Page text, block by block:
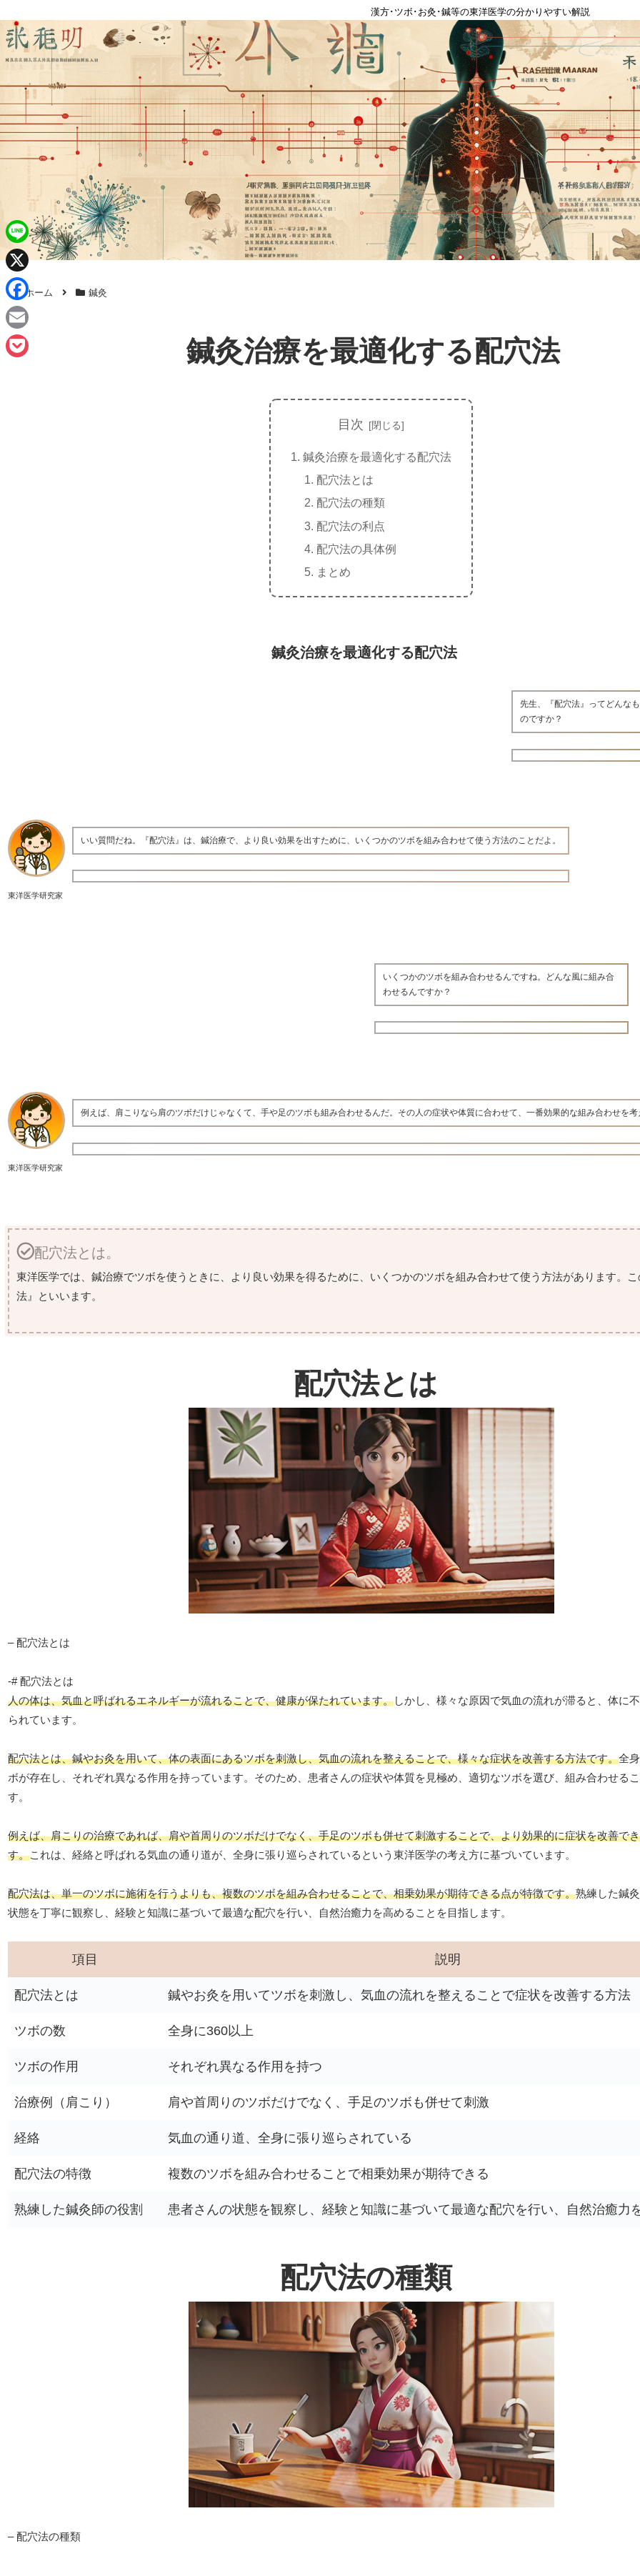
漢方･ツボ･お灸･鍼等の東洋医学の分かりやすい解説
ホーム 鍼灸
鍼灸治療を最適化する配穴法
目次
鍼灸治療を最適化する配穴法
配穴法とは
配穴法の種類
配穴法の利点
配穴法の具体例
まとめ
鍼灸治療を最適化する配穴法
先生、『配穴法』ってどんなも
のですか？
東洋医学研究家
いい質問だね。『配穴法』は、鍼治療で、より良い効果を出すために、いくつかのツボを組み合わせて使う方法のことだよ。
いくつかのツボを組み合わせるんですね。どんな風に組み合
わせるんですか？
東洋医学研究家
例えば、肩こりなら肩のツボだけじゃなくて、手や足のツボも組み合わせるんだ。その人の症状や体質に合わせて、一番効果的な組み合わせを
配穴法とは。
東洋医学では、鍼治療でツボを使うときに、より良い効果を得るために、いくつかのツボを組み合わせて使う方法があります。
法』といいます。
配穴法とは
– 配穴法とは
-# 配穴法とは
人の体は、気血と呼ばれるエネルギーが流れることで、健康が保たれています。しかし、様々な原因で気血の流れが滞ると、体に
られています。
配穴法とは、鍼やお灸を用いて、体の表面にあるツボを刺激し、気血の流れを整えることで、様々な症状を改善する方法です。全
ボが存在し、それぞれ異なる作用を持っています。そのため、患者さんの症状や体質を見極め、適切なツボを選び、組み合わせる
す。
例えば、肩こりの治療であれば、肩や首周りのツボだけでなく、手足のツボも併せて刺激することで、より効果的に症状を改善で
す。これは、経絡と呼ばれる気血の通り道が、全身に張り巡らされているという東洋医学の考え方に基づいています。
配穴法は、単一のツボに施術を行うよりも、複数のツボを組み合わせることで、相乗効果が期待できる点が特徴です。熟練した鍼
状態を丁寧に観察し、経験と知識に基づいて最適な配穴を行い、自然治癒力を高めることを目指します。
項目 説明
配穴法とは 鍼やお灸を用いてツボを刺激し、気血の流れを整えることで症状を改善する方法
ツボの数 全身に360以上
ツボの作用 それぞれ異なる作用を持つ
治療例（肩こり） 肩や首周りのツボだけでなく、手足のツボも併せて刺激
経絡 気血の通り道、全身に張り巡らされている
配穴法の特徴 複数のツボを組み合わせることで相乗効果が期待できる
熟練した鍼灸師の役割 患者さんの状態を観察し、経験と知識に基づいて最適な配穴を行い、自然治癒力
配穴法の種類
– 配穴法の種類
L
n
e
X
F
a
c
E